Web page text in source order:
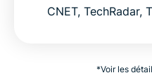
CNET, TechRadar,
*Voir les